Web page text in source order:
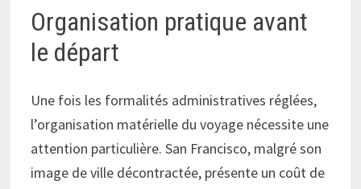
Organisation pratique avant
le départ
Une fois les formalités administratives réglées,
l’organisation matérielle du voyage nécessite une
attention particulière. San Francisco, malgré son
image de ville décontractée, présente un coût de